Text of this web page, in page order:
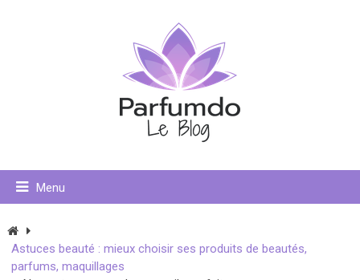
Menu
Astuces beauté : mieux choisir ses produits de beautés,
parfums, maquillages